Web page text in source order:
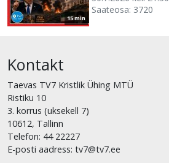
15 min
Saateosa: 3720
Kontakt
Taevas TV7 Kristlik Ühing MTÜ
Ristiku 10
3. korrus (uksekell 7)
10612, Tallinn
Telefon: 44 22227
E-posti aadress: tv7@tv7.ee